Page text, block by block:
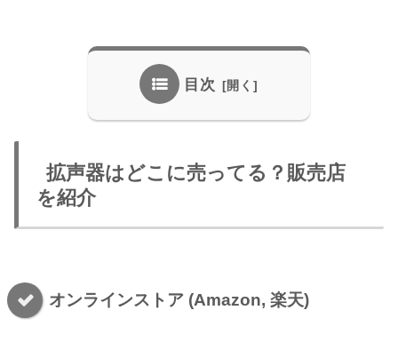
目次
拡声器はどこに売ってる？販売店
を紹介
オンラインストア (Amazon, 楽天)